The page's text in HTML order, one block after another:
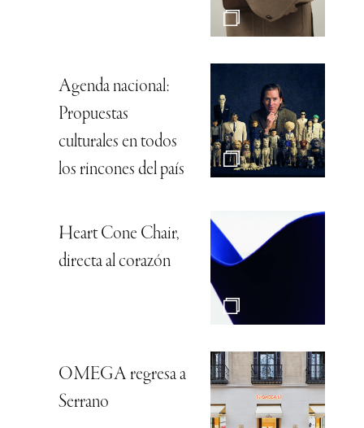
Agenda nacional:
Propuestas
culturales en todos
los rincones del país
Heart Cone Chair,
directa al corazón
OMEGA regresa a
Serrano